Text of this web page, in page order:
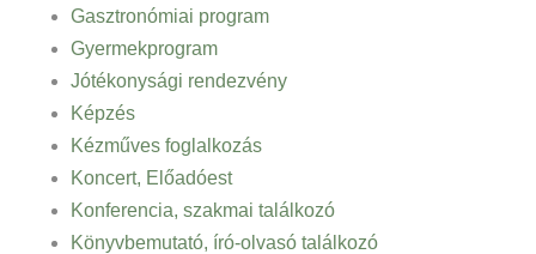
Gasztronómiai program
Gyermekprogram
Jótékonysági rendezvény
Képzés
Kézműves foglalkozás
Koncert, Előadóest
Konferencia, szakmai találkozó
Könyvbemutató, író-olvasó találkozó